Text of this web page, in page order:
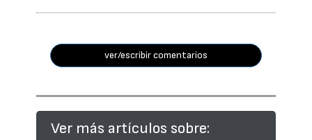
ver/escribir comentarios
Ver más artículos sobre: